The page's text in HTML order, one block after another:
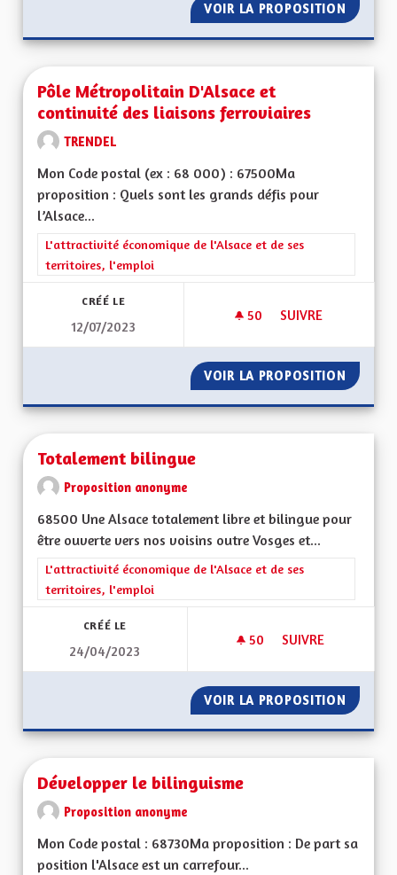
VOIR LA PROPOSITION
Pôle Métropolitain D'Alsace et
continuité des liaisons ferroviaires
TRENDEL
Mon Code postal (ex : 68 000) : 67500Ma
proposition : Quels sont les grands défis pour
l’Alsace...
Filtrer les résultats de la catégorie : L'attractivité
L'attractivité économique de l'Alsace et de ses
territoires, l'emploi
CRÉÉ LE
12/07/2023
50 50 ABONNÉS
SUIVRE
VOIR LA PROPOSITION PÔLE
Totalement bilingue
Proposition anonyme
68500 Une Alsace totalement libre et bilingue pour
être ouverte vers nos voisins outre Vosges et...
Filtrer les résultats de la catégorie : L'attractivité
L'attractivité économique de l'Alsace et de ses
territoires, l'emploi
CRÉÉ LE
24/04/2023
50 50 ABONNÉS
SUIVRE
VOIR LA PROPOSITION
Développer le bilinguisme
Proposition anonyme
Mon Code postal : 68730Ma proposition : De part sa
position l'Alsace est un carrefour...